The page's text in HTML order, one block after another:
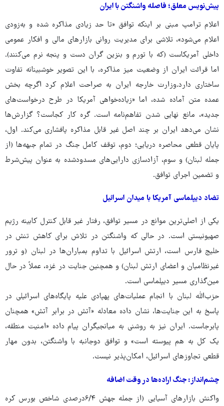
پیش‌نویس معلق؛ فاصله‌ واشنگتن با ایران
اعلام ترامپ مبنی بر اینکه توافق «تا حد زیادی مذاکره شده و به‌زودی
اعلام می‌شود»، تلاشی برای مدیریت روانی بازارهای مالی و افکار عمومی
داخلی آمریکاست (که با تورم و بنزین گران دست‌ و پنجه نرم می‌کنند).
اما قرائت ایران از وضعیت میز مذاکره، با این تصویر خوشبینانه تفاوت
ساختاری دارد.وزارت خارجه ایران به صراحت اعلام کرد اگرچه بخش
عمده‌ متن آماده شده، اما «زیاده‌خواهی آمریکا در طرح درخواست‌های
جدید»، مانع نهایی شدن تفاهم‌نامه است. گره کار کجاست؟ گزارش‌ها
نشان می‌دهد ایران بر چند اصل غیر قابل ‌مذاکره پافشاری می‌کند. اول،
پایان قطعی محاصره‌ دریایی؛ دوم، توقف کامل جنگ در تمام جبهه‌ها (از
جمله لبنان) و سوم، آزادسازی دارایی‌های مسدودشده به عنوان پیش‌شرط
و تضمین اجرای توافق.
تضاد دیپلماسی آمریکا با میدان اسرائیل
یکی از اصلی‌ترین موانع در مسیر توافق، رفتار غیر قابل ‌کنترل کابینه‌ رژیم
صهیونیستی است. در حالی که واشنگتن در تلاش برای کاهش تنش در
خلیج ‌فارس است، ارتش اسرائیل با تداوم بمباران‌ها در لبنان (و ترور
غیرنظامیان و اعضای ارتش لبنان) و همچنین جنایت در غزه، عملاً در حال
مین‌گذاری مسیر دیپلماسی است.
حزب‌الله لبنان با انجام عملیات‌های پهپادی علیه پایگاه‌های اسرائیلی در
پاسخ به این جنایت‌ها، نشان داده معادله‌ «آتش در برابر آتش» همچنان
پابرجاست. ایران نیز به روشنی به میانجیگران پیام داده «امنیت منطقه،
یک کل به‌ هم ‌پیوسته است» و توافق دوجانبه با واشنگتن، بدون مهار
قطعی تجاوزهای اسرائیل، امکان‌پذیر نیست.
چشم‌انداز: جنگ اراده‌ها در وقت اضافه
واکنش بازارهای آسیایی (از جمله جهش ۶/۴درصدی شاخص بورس کره‌